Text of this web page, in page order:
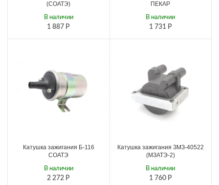
(СОАТЭ)
1 887 Р
В наличии
ПЕКАР
1 731 Р
В наличии
Катушка зажигания Б-116
СОАТЭ
2 272 Р
В наличии
Катушка зажигания ЗМЗ-40522
(МЗАТЭ-2)
1 760 Р
В наличии